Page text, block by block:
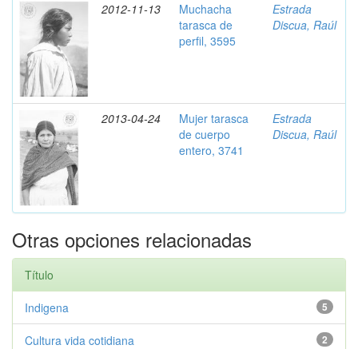
2012-11-13
Muchacha
tarasca de
perfil, 3595
Estrada
Discua, Raúl
2013-04-24
Mujer tarasca
de cuerpo
entero, 3741
Estrada
Discua, Raúl
Otras opciones relacionadas
Título
5
Indigena
2
Cultura vida cotidiana